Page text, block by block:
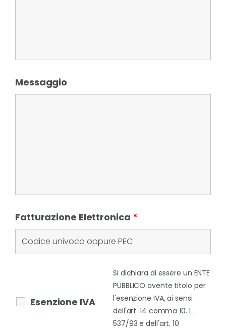
Messaggio
Fatturazione Elettronica *
Esenzione IVA
Si dichiara di essere un ENTE
PUBBLICO avente titolo per
l'esenzione IVA, ai sensi
dell'art. 14 comma 10. L.
537/93 e dell'art. 10